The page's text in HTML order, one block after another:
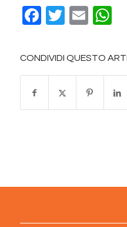
Facebook
Twitter
Email
CONDIVIDI QUESTO